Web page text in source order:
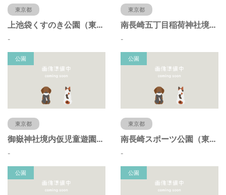
東京都
上池袋くすのき公園（東京都豊島区）
-
東京都
南長崎五丁目稲荷神社境内仮児童遊園（東京都豊島区）
-
公園
東京都
御嶽神社境内仮児童遊園（東京都豊島区）
-
公園
東京都
南長崎スポーツ公園（東京都豊島区）
-
公園 公園